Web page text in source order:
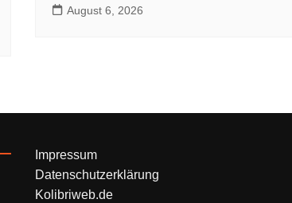
August 6, 2026
Impressum
Datenschutzerklärung
Kolibriweb.de